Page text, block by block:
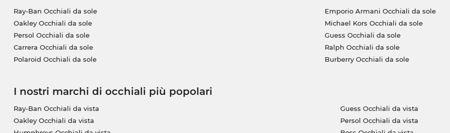
Ray-Ban Occhiali da sole
Oakley Occhiali da sole
Persol Occhiali da sole
Carrera Occhiali da sole
Polaroid Occhiali da sole
Emporio Armani Occhiali da sole
Michael Kors Occhiali da sole
Guess Occhiali da sole
Ralph Occhiali da sole
Burberry Occhiali da sole
I nostri marchi di occhiali più popolari
Ray-Ban Occhiali da vista
Oakley Occhiali da vista
Guess Occhiali da vista
Persol Occhiali da vista